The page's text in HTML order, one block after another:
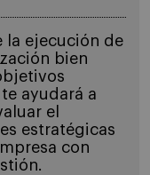
la ejecución de
bien
ayudará a
el
estratégicas
con